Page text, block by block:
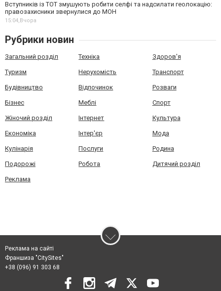
Вступників із ТОТ змушують робити селфі та надсилати геолокацію:
правозахисники звернулися до МОН
15:04,Вчора
Рубрики новин
Загальний розділ Техніка Здоров'я
Туризм Нерухомість Транспорт
Будівництво Відпочинок Розваги
Бізнес Меблі Спорт
Жіночий розділ Інтернет Культура
Економіка Інтер'єр Мода
Кулінарія Послуги Родина
Подорожі Робота Дитячий розділ
Реклама
Реклама на сайті
Франшиза "CitySites"
+38 (096) 91 303 68